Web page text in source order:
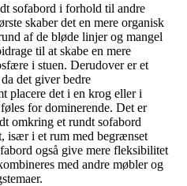
sofabord i forhold til andre
skaber det en mere organisk
af de bløde linjer og mangel
til at skabe en mere
i stuen. Derudover er et
det giver bedre
placere det i en krog eller i
for dominerende. Det er
omkring et rundt sofabord
især i et rum med begrænset
også give mere fleksibilitet
med andre møbler og